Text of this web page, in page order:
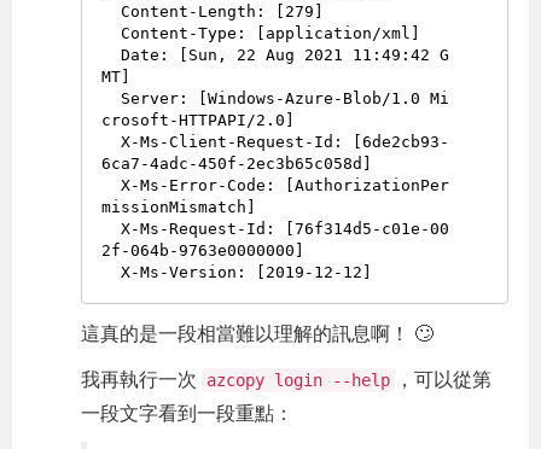
  Content-Length: [279]
  Content-Type: [application/xml]
  Date: [Sun, 22 Aug 2021 11:49:42 G
MT]
crosoft-HTTPAPI/2.0]
  X-Ms-Client-Request-Id: [6de2cb93-
6ca7-4adc-450f-2ec3b65c058d]
  X-Ms-Error-Code: [AuthorizationPer
missionMismatch]
  X-Ms-Request-Id: [76f314d5-c01e-00
2f-064b-9763e0000000]
這真的是一段相當難以理解的訊息啊！ 🙄
我再執行一次
azcopy login --help
，可以從第
一段文字看到一段重點：